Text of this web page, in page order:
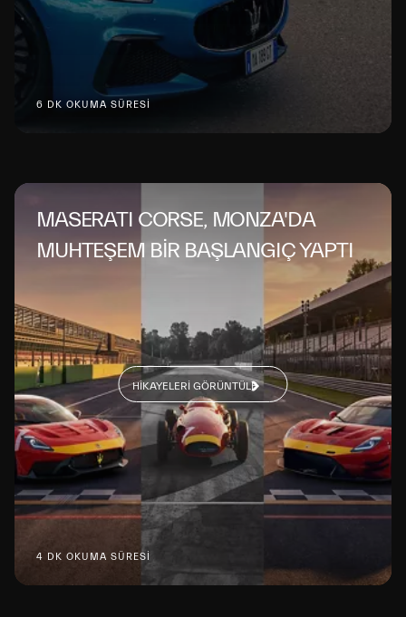
6 DK OKUMA SÜRESİ
MASERATI CORSE, MONZA'DA
MUHTEŞEM BİR BAŞLANGIÇ YAPTI
4 DK OKUMA SÜRESİ
HIKAYELERI GÖRÜNTÜLE